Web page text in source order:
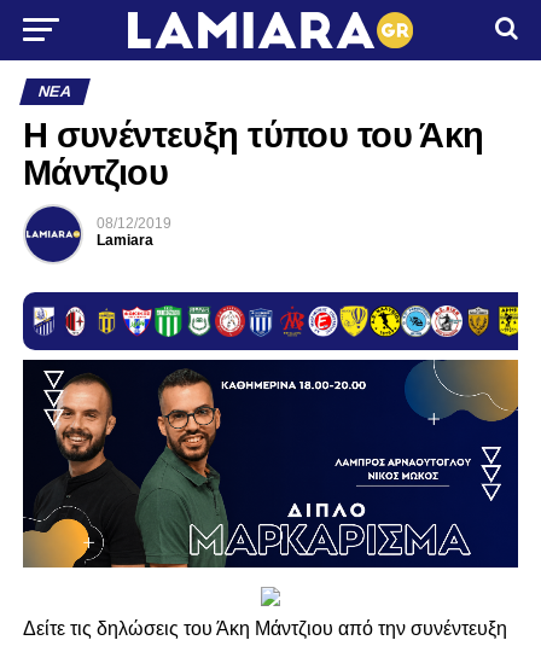
ΝΈΑ
Η συνέντευξη τύπου του Άκη
Μάντζιου
08/12/2019
Lamiara
Δείτε τις δηλώσεις του Άκη Μάντζιου από την συνέντευξη